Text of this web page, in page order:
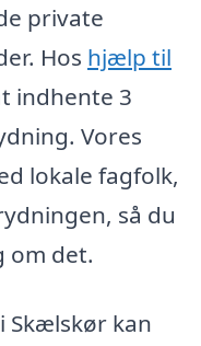
private
Hos hjælp til
indhente 3
Vores
lokale fagfolk,
så du
om det.
Skælskør kan